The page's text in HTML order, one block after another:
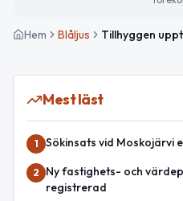
Hem Blåljus
Mest läst
1 Sökinsats vid Moskojärvi
2
Ny fastighets- och
registrerad